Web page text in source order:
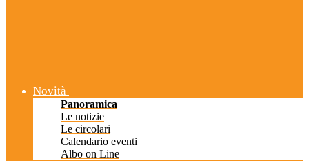
Novità
Panoramica
Le notizie
Le circolari
Calendario eventi
Albo on Line